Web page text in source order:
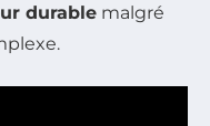
durable malgré